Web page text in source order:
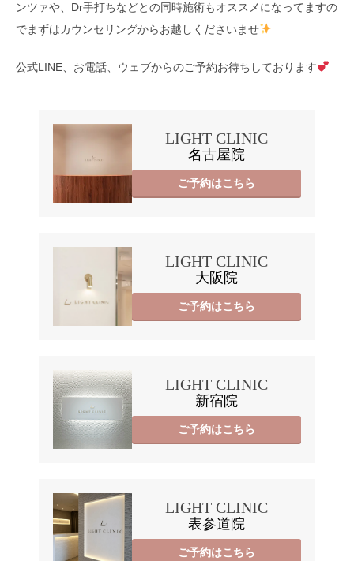
ンツァや、Dr手打ちなどとの同時施術もオススメになってますの
でまずはカウンセリングからお越しくださいませ
公式LINE、お電話、ウェブからのご予約お待ちしております
LIGHT CLINIC
名古屋院
ご予約はこちら
LIGHT CLINIC
大阪院
ご予約はこちら
LIGHT CLINIC
新宿院
ご予約はこちら
LIGHT CLINIC
表参道院
ご予約はこちら